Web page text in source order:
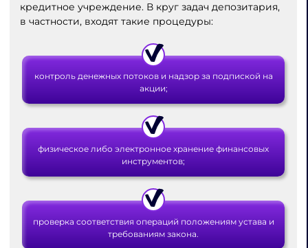
кредитное учреждение. В круг задач депозитария,
в частности, входят такие процедуры:
контроль денежных потоков и надзор за подпиской на
акции;
физическое либо электронное хранение финансовых
инструментов;
проверка соответствия операций положениям устава и
требованиям закона.